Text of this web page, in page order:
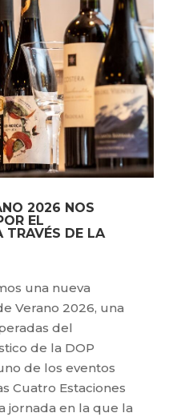
2026 NOS
EL
TRAVÉS DE LA
una nueva
Verano 2026, una
del
de la DOP
de los eventos
Cuatro Estaciones
jornada en la que la